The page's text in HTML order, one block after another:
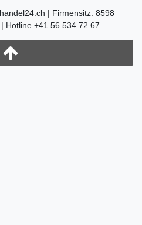
| Firmensitz: 8598
Hotline +41 56 534 72 67